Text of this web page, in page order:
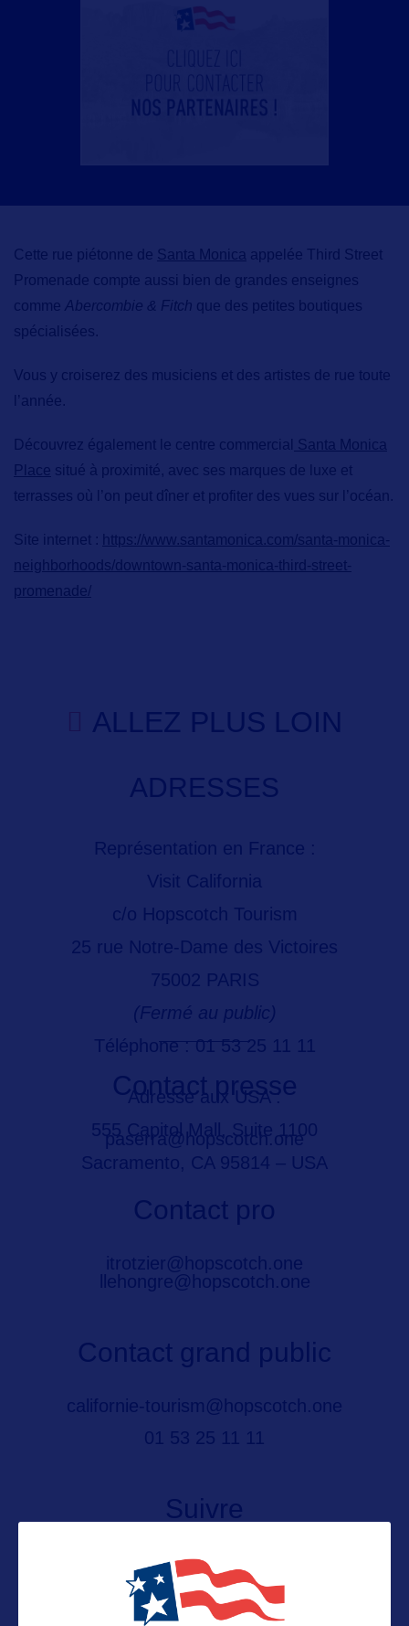
Cette rue piétonne de Santa Monica appelée Third Street
Promenade compte aussi bien de grandes enseignes
comme Abercombie & Fitch que des petites boutiques
spécialisées.
Vous y croiserez des musiciens et des artistes de rue toute
l’année.
Découvrez également le centre commercial
Santa Monica
Place situé à proximité, avec ses marques de luxe et
terrasses où l’on peut dîner et profiter des vues sur l’océan.
Site internet : https://www.santamonica.com/santa-monica-
neighborhoods/downtown-santa-monica-third-street-
promenade/
ALLEZ PLUS LOIN
ADRESSES
Représentation en France :
Visit California
c/o Hopscotch Tourism
25 rue Notre-Dame des Victoires
75002 PARIS
(Fermé au public)
Téléphone : 01 53 25 11 11
Adresse aux USA :
555 Capitol Mall, Suite 1100
Sacramento, CA 95814 – USA
Contact presse
paserra@hopscotch.one
Contact pro
itrotzier@hopscotch.one
llehongre@hopscotch.one
Contact grand public
californie-tourism@hopscotch.one
01 53 25 11 11
Suivre